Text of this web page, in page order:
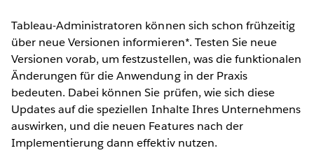
Tableau-Administratoren können sich schon frühzeitig
über neue Versionen informieren*. Testen Sie neue
Versionen vorab, um festzustellen, was die funktionalen
Änderungen für die Anwendung in der Praxis
bedeuten. Dabei können Sie prüfen, wie sich diese
Updates auf die speziellen Inhalte Ihres Unternehmens
auswirken, und die neuen Features nach der
Implementierung dann effektiv nutzen.